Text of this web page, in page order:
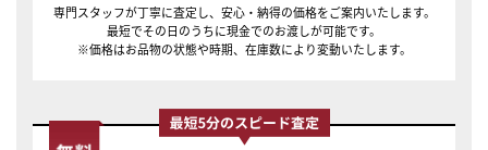
専門スタッフが丁寧に査定し、安心・納得の価格をご案内いたします。
最短でその日のうちに現金でのお渡しが可能です。
※価格はお品物の状態や時期、在庫数により変動いたします。